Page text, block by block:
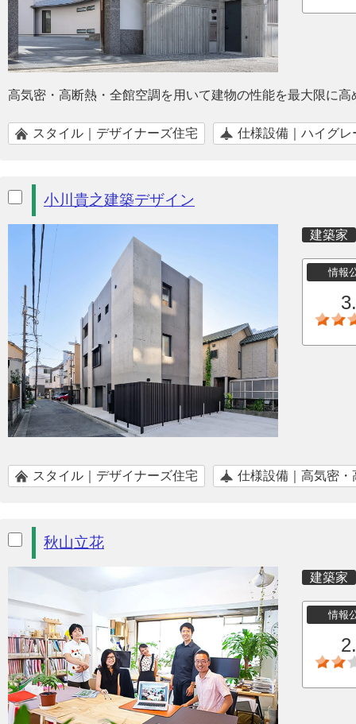
高気密・高断熱・全館空調を用いて建物の性能を最大限に
スタイル｜デザイナーズ住宅 仕様設備｜ハイグレ
小川貴之建築デザイン
建築家
情報
スタイル｜デザイナーズ住宅 仕様設備｜高気密・
秋山立花
建築家
情報